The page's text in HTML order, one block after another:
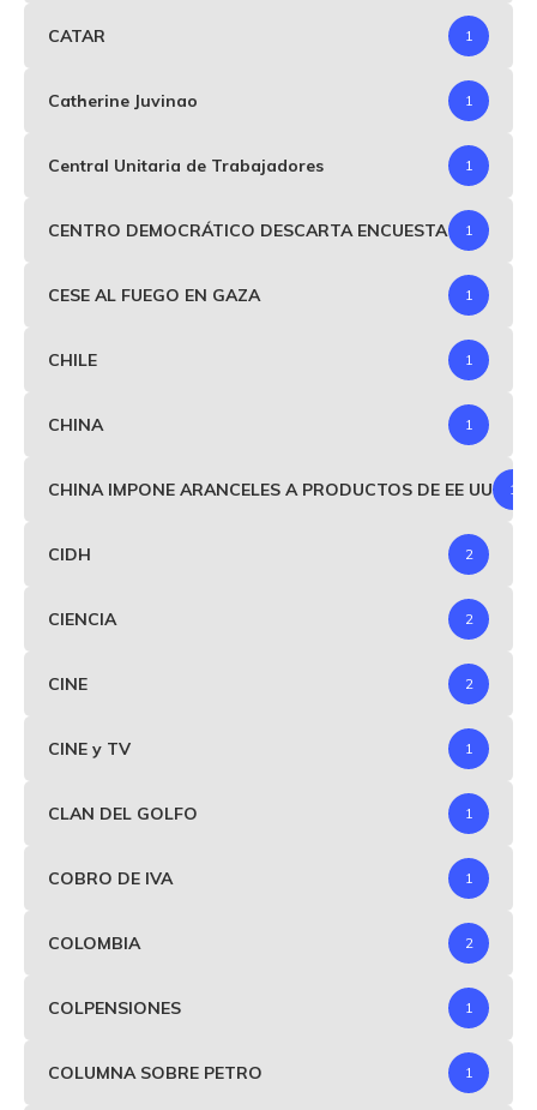
CATAR 1
Catherine Juvinao 1
Central Unitaria de Trabajadores 1
CENTRO DEMOCRÁTICO DESCARTA ENCUESTA 1
CESE AL FUEGO EN GAZA 1
CHILE 1
CHINA 1
CHINA IMPONE ARANCELES A PRODUCTOS DE EE UU 1
CIDH 2
CIENCIA 2
CINE 2
CINE y TV 1
CLAN DEL GOLFO 1
COBRO DE IVA 1
COLOMBIA 2
COLPENSIONES 1
COLUMNA SOBRE PETRO 1